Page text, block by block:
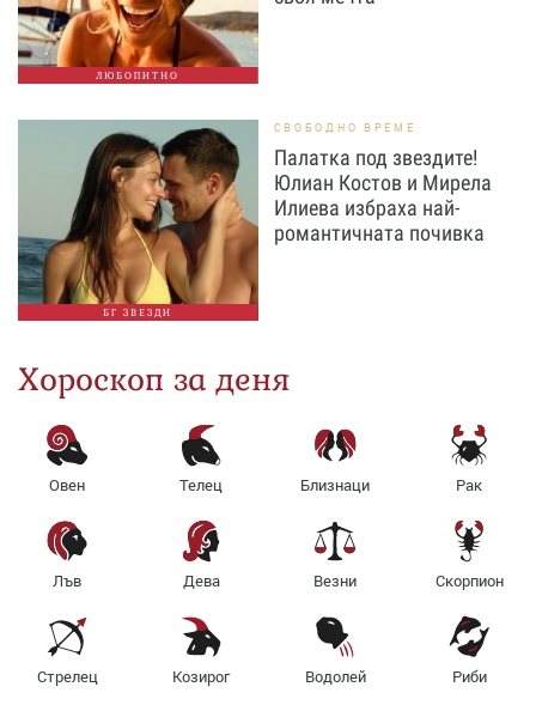
ЛЮБОПИТНО
БГ ЗВЕЗДИ
СВОБОДНО ВРЕМЕ
Палатка под звездите!
Юлиан Костов и Мирела
Илиева избраха най-
романтичната почивка
Хороскоп за деня
Овен Телец Близнаци Рак
Лъв Дева Везни Скорпион
Стрелец Козирог Водолей Риби